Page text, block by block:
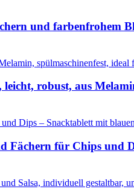
und farbenfrohem
robust, aus
Fächern für Chips und